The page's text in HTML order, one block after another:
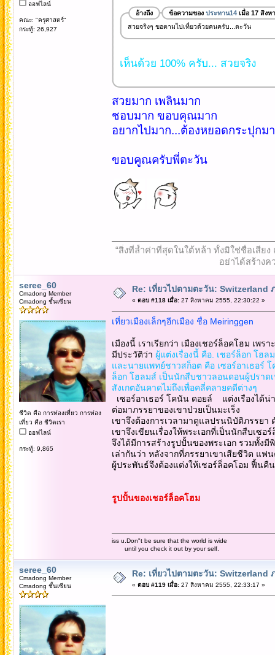
ออฟไลน์
คณะ: "ครุศาสตร์"
กระทู้: 26,927
อ้างถึง ข้อความของ ประทาน14เมื่อ 17 สิงห
สวยจริงๆ ขอตามไปเที่ยวด้วยคนครับ...ตะวัน
เห็นด้วย 100% ครับ... สวยจริง
สวยมาก เพลินมาก
ชอบมาก ขอบคุณมาก
อยากไปมาก...ต้องหยอดกระปุกม
ขอบคูณครับพี่ตะวัน
“สิ่งที่ล้ำค่าที่สุดในใต้หล้า ทั้งมิใช่ชื่อเสีย
อย่าได้สร้างค
seree_60
Cmadong Member
Cmadong ชั้นเซียน
ชีวิต คือ การท่องเที่ยว การท่อง
เที่ยว คือ ชีวิตเรา
ออฟไลน์
กระทู้: 9,865
Re: เที่ยวไปตามตะวัน: Switzerland
« ตอบ #118 เมื่อ:27 สิงหาคม 2555, 22:30:22 »
เที่ยวเมืองเล็กๆอีกเมือง ชื่อ Meiringgen
เมืองนี้ เราเรียกว่า เมืองเชอร์ล็อคโฮม เพ
มีประวัติว่า ผู้แต่งเรื่องนี้ คือ. เชอร์ล็อก โฮ
และนายแพทย์ชาวสก็อต คือ เซอร์อาเธอร์
ล็อก โฮลมส์ เป็นนักสืบชาวลอนดอนผู้ปราด
สังเกตอันคาดไม่ถึงเพื่อคลี่คลายคดีต่างๆ
เซอร์อาเธอร์ โคนัน ดอยล์ แต่งเรืองได้
ต่อมาภรรยาของเขาป่วยเป็นมะเร็ง
เขาจึงต้องการเวลามาดูแลปรนนิบัติภรรยา
เขาจึงเขียนเรื่องให้พระเอกที่เป็นนักสืบเซ
จึงได้มีการสร้างรูปปั้นของพระเอก รวมทั้ง
เล่ากันว่า หลังจากที่ภรรยาเขาเสียชีวิต แฟ
ผู้ประพันธ์จึงต้องแต่งให้เชอร์ล็อคโอม ฟื้นคื
รูปปั้นของเชอร์ล็อคโฮม
iss u.Don"t be sure that the world is wide
until you check it out by your self.
seree_60
Cmadong Member
Cmadong ชั้นเซียน
Re: เที่ยวไปตามตะวัน: Switzerland
« ตอบ #119 เมื่อ:27 สิงหาคม 2555, 22:33:17 »